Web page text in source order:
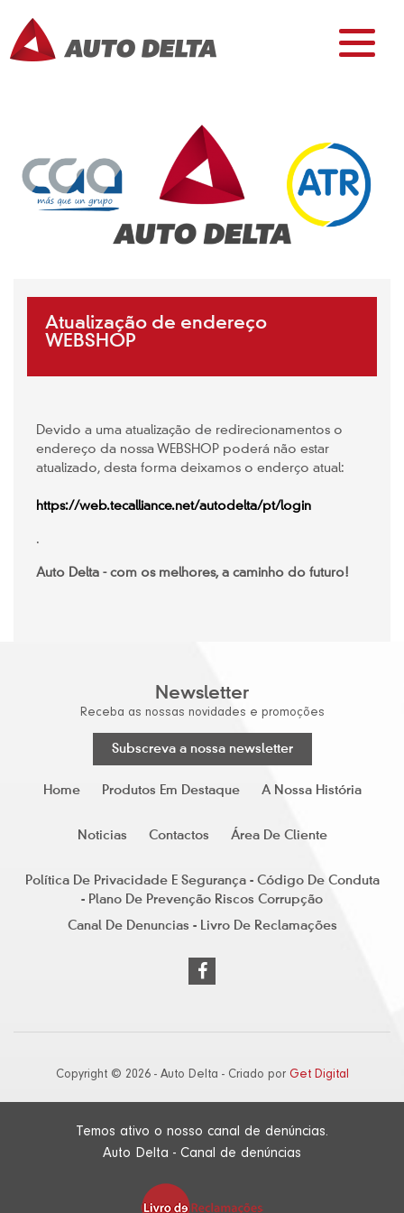
Atualização de endereço
WEBSHOP
Devido a uma atualização de redirecionamentos o
endereço da nossa WEBSHOP poderá não estar
atualizado, desta forma deixamos o enderço atual:
https://web.tecalliance.net/autodelta/pt/login
.
Auto Delta - com os melhores, a caminho do futuro!
Newsletter
Receba as nossas novidades e promoções
Subscreva a nossa newsletter
Home Produtos Em Destaque A Nossa História
Noticias Contactos Área De Cliente
Política De Privacidade E Segurança - Código De Conduta
- Plano De Prevenção Riscos Corrupção
Canal De Denuncias - Livro De Reclamações
Copyright © 2026 - Auto Delta - Criado por Get Digital
Temos ativo o nosso canal de denúncias.
Auto Delta - Canal de denúncias